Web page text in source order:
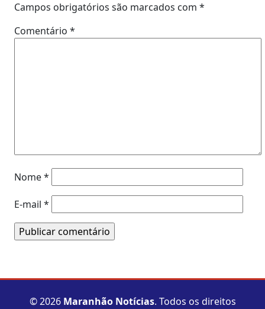
Campos obrigatórios são marcados com *
Comentário *
Nome*
E-mail *
© 2026 Maranhão Notícias. Todos os direitos